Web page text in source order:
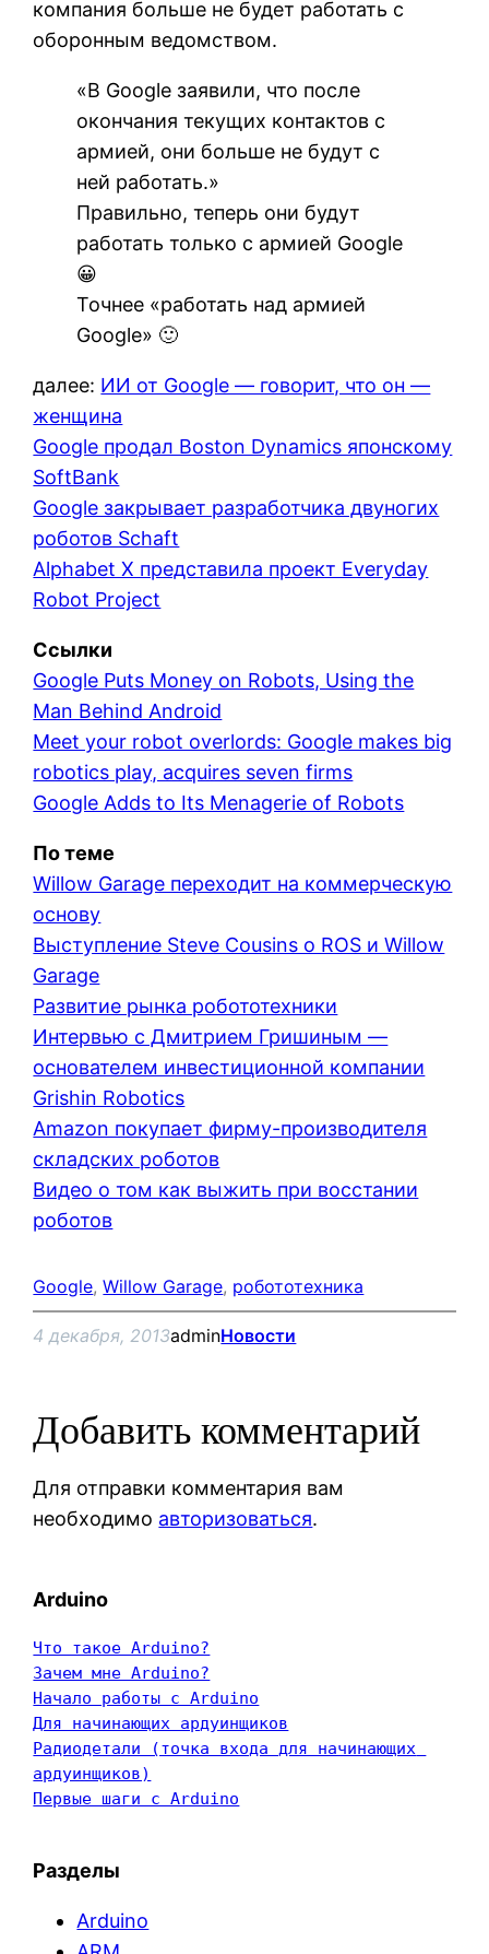
компания больше не будет работать с
оборонным ведомством.
«В Google заявили, что после
окончания текущих контактов с
армией, они больше не будут с
ней работать.»
Правильно, теперь они будут
работать только с армией Google
😀
Точнее «работать над армией
Google» 🙂
далее: ИИ от Google — говорит, что он —
женщина
Google продал Boston Dynamics японскому
SoftBank
Google закрывает разработчика двуногих
роботов Schaft
Alphabet X представила проект Everyday
Robot Project
Ссылки
Google Puts Money on Robots, Using the
Man Behind Android
Meet your robot overlords: Google makes big
robotics play, acquires seven firms
Google Adds to Its Menagerie of Robots
По теме
Willow Garage переходит на коммерческую
основу
Выступление Steve Cousins о ROS и Willow
Garage
Развитие рынка робототехники
Интервью с Дмитрием Гришиным —
основателем инвестиционной компании
Grishin Robotics
Amazon покупает фирму-производителя
складских роботов
Видео о том как выжить при восстании
роботов
Google, Willow Garage, робототехника
4 декабря, 2013adminНовости
Добавить комментарий
Для отправки комментария вам
необходимо авторизоваться.
Arduino
Что такое Arduino?
Зачем мне Arduino?
Начало работы с Arduino
Для начинающих ардуинщиков
Радиодетали (точка входа для начинающих
ардуинщиков)
Первые шаги с Arduino
Разделы
Arduino